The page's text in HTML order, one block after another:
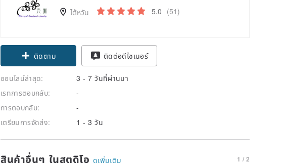
ไต้หวัน 5.0 (51)
ติดตาม ติดต่อดีไซเนอร์
ออนไลน์ล่าสุด:
3 - 7 วันที่ผ่านมา
เรทการตอบกลับ:
-
การตอบกลับ:
-
เตรียมการจัดส่ง:
1 - 3 วัน
สินค้าอื่นๆ ในสตูดิโอ ดูเพิ่มเติม 1 / 2